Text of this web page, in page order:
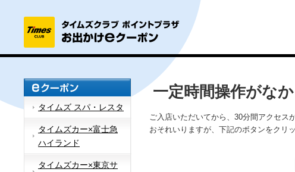
タイムズ スパ・レスタ
タイムズカー×富士急
ハイランド
タイムズカー×東京サ
一定時間操作がな
ご入店いただいてから、30分間アクセス
おそれいりますが、下記のボタンをクリ